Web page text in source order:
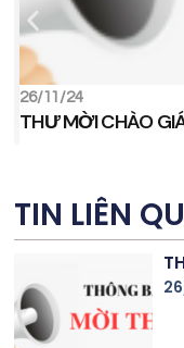
26/11/24
THƯ MỜI CHÀO
TIN LIÊN